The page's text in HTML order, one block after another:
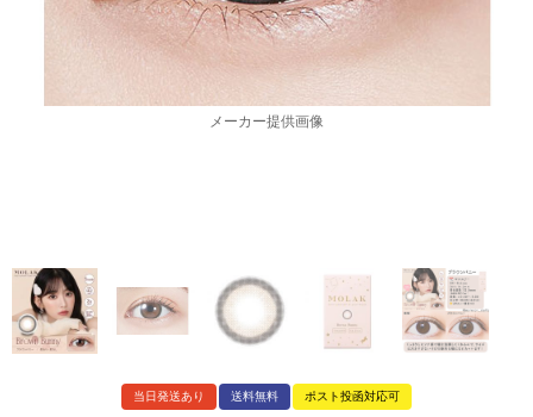
当日発送あり 送料無料 ポスト投函対応可